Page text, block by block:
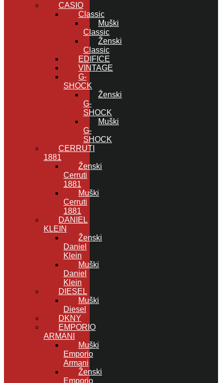
CASIO
Classic
Muški
Classic
Ženski
Classic
EDIFICE
VINTAGE
G-
SHOCK
Ženski
G-
SHOCK
Muški
G-
SHOCK
CERRUTI
1881
Ženski
Cerruti
1881
Muški
Cerruti
1881
DANIEL
KLEIN
Ženski
Daniel
Klein
Muški
Daniel
Klein
DIESEL
Muški
Diesel
DKNY
EMPORIO
ARMANI
Muški
Emporio
Armani
Ženski
Emporio